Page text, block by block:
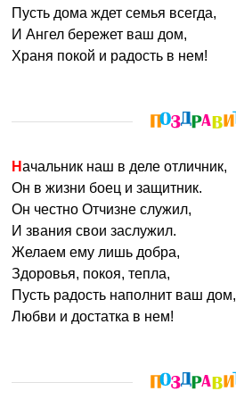
Пусть дома ждет семья всегда,
И Ангел бережет ваш дом,
Храня покой и радость в нем!
Начальник наш в деле отличник,
Он в жизни боец и защитник.
Он честно Отчизне служил,
И звания свои заслужил.
Желаем ему лишь добра,
Здоровья, покоя, тепла,
Пусть радость наполнит ваш дом,
Любви и достатка в нем!